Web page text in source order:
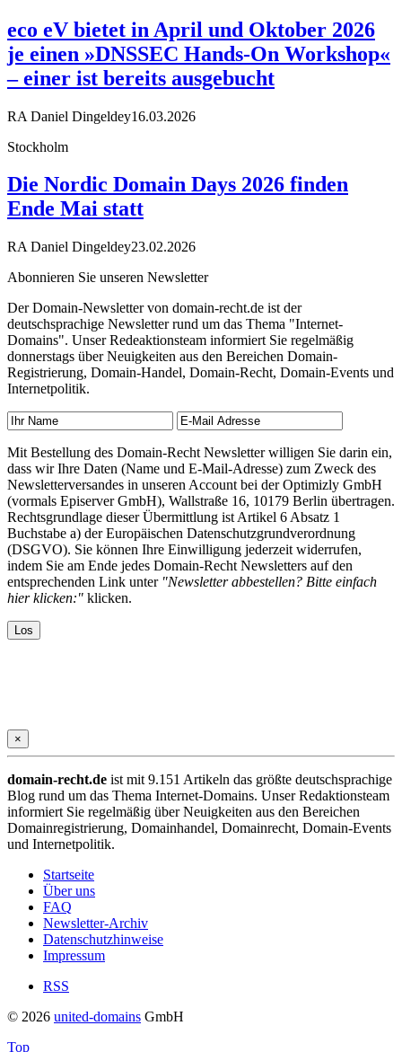
eco eV bietet in April und Oktober 2026
je einen »DNSSEC Hands-On Workshop«
– einer ist bereits ausgebucht
RA Daniel Dingeldey16.03.2026
Stockholm
Die Nordic Domain Days 2026 finden
Ende Mai statt
RA Daniel Dingeldey23.02.2026
Abonnieren Sie unseren Newsletter
Der Domain-Newsletter von domain-recht.de ist der
deutschsprachige Newsletter rund um das Thema "Internet-
Domains". Unser Redeaktionsteam informiert Sie regelmäßig
donnerstags über Neuigkeiten aus den Bereichen Domain-
Registrierung, Domain-Handel, Domain-Recht, Domain-Events und
Internetpolitik.
Mit Bestellung des Domain-Recht Newsletter willigen Sie darin ein,
dass wir Ihre Daten (Name und E-Mail-Adresse) zum Zweck des
Newsletterversandes in unseren Account bei der Optimizly GmbH
(vormals Episerver GmbH), Wallstraße 16, 10179 Berlin übertragen.
Rechtsgrundlage dieser Übermittlung ist Artikel 6 Absatz 1
Buchstabe a) der Europäischen Datenschutzgrundverordnung
(DSGVO). Sie können Ihre Einwilligung jederzeit widerrufen,
indem Sie am Ende jedes Domain-Recht Newsletters auf den
entsprechenden Link unter "Newsletter abbestellen? Bitte einfach
hier klicken:" klicken.
×
domain-recht.de ist mit 9.151 Artikeln das größte deutschsprachige
Blog rund um das Thema Internet-Domains. Unser Redaktionsteam
informiert Sie regelmäßig über Neuigkeiten aus den Bereichen
Domainregistrierung, Domainhandel, Domainrecht, Domain-Events
und Internetpolitik.
Startseite
Über uns
FAQ
Newsletter-Archiv
Datenschutzhinweise
Impressum
RSS
© 2026 united-domains GmbH
Top